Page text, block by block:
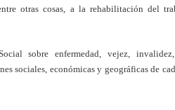
otras cosas, a la rehabilitación del
sobre enfermedad, vejez,
sociales, económicas y geográficas de